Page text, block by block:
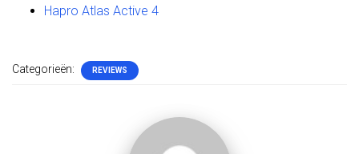
Hapro Atlas Active 4
Categorieën: REVIEWS